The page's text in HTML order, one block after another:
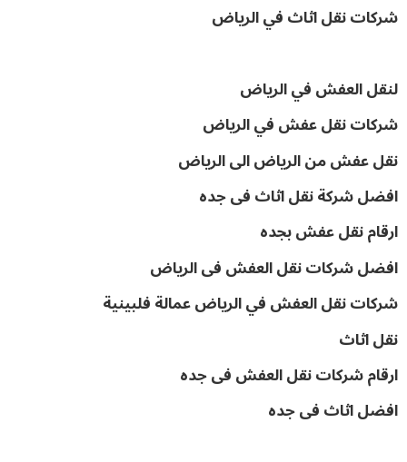
شركات نقل اثاث في الرياض
لنقل العفش في الرياض
شركات نقل عفش في الرياض
نقل عفش من الرياض الى الرياض
افضل شركة نقل اثاث فى جده
ارقام نقل عفش بجده
افضل شركات نقل العفش فى الرياض
شركات نقل العفش في الرياض عمالة فلبينية
نقل اثاث
ارقام شركات نقل العفش فى جده
افضل اثاث فى جده